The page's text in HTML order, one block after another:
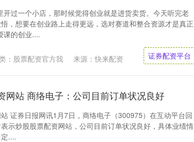
开过一个小店，那时候觉得创业就是进货卖货。今天听完老
，想要在创业路上走得更远，选对赛道和整合资源才是真正
课的创业....
证券配资平台
来源：快来配资
： 股票配资官方我
网站 商络电子：公司目前订单状况良好
证券日报网讯1月7日，商络电子（300975）在互动平台回
示炒股股票配资网站，公司目前订单状况良好，具体业绩情
....